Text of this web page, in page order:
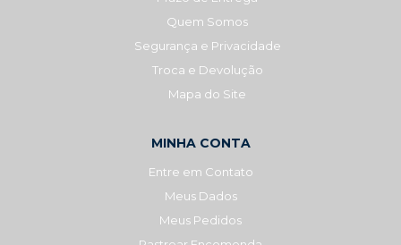
Quem Somos
Segurança e Privacidade
Troca e Devolução
Mapa do Site
MINHA CONTA
Entre em Contato
Meus Dados
Meus Pedidos